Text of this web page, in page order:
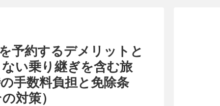
予約するデメリットと
い乗り継ぎを含む旅
手数料負担と免除条
対策）